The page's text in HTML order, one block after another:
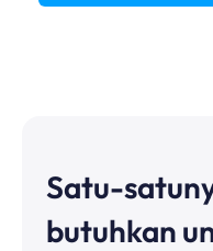
Satu-
butuhkan